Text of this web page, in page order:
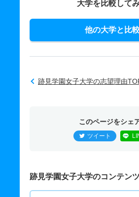
大学を比較して
他の大学と比
跡見学園女子大学の志望理由
このページをシェ
ツイート
跡見学園女子大学のコンテン